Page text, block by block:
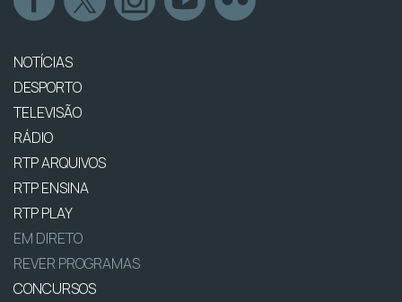
NOTÍCIAS
DESPORTO
TELEVISÃO
RÁDIO
RTP ARQUIVOS
RTP ENSINA
RTP PLAY
EM DIRETO
REVER PROGRAMAS
CONCURSOS